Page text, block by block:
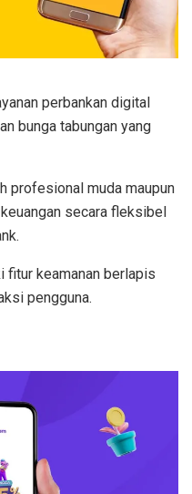
perbankan digital
bunga tabungan yang
profesional muda maupun
secara fleksibel
fitur keamanan berlapis
pengguna.